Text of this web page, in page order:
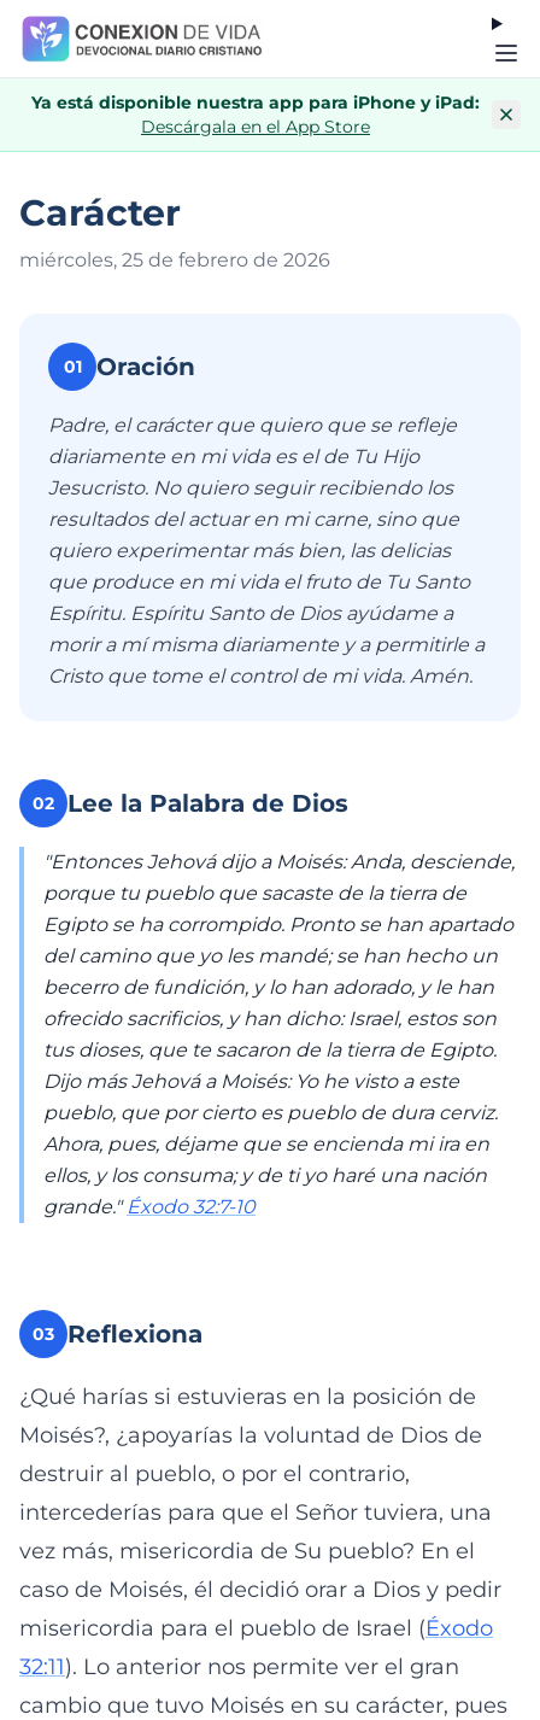
Ya está disponible nuestra app para iPhone y iPad:
Descárgala en el App Store
Carácter
miércoles, 25 de febrero de 2026
01 Oración
Padre, el carácter que quiero que se refleje
diariamente en mi vida es el de Tu Hijo
Jesucristo. No quiero seguir recibiendo los
resultados del actuar en mi carne, sino que
quiero experimentar más bien, las delicias
que produce en mi vida el fruto de Tu Santo
Espíritu. Espíritu Santo de Dios ayúdame a
morir a mí misma diariamente y a permitirle a
Cristo que tome el control de mi vida. Amén.
02 Lee la Palabra de Dios
"Entonces Jehová dijo a Moisés: Anda, desciende,
porque tu pueblo que sacaste de la tierra de
Egipto se ha corrompido. Pronto se han apartado
del camino que yo les mandé; se han hecho un
becerro de fundición, y lo han adorado, y le han
ofrecido sacrificios, y han dicho: Israel, estos son
tus dioses, que te sacaron de la tierra de Egipto.
Dijo más Jehová a Moisés: Yo he visto a este
pueblo, que por cierto es pueblo de dura cerviz.
Ahora, pues, déjame que se encienda mi ira en
ellos, y los consuma; y de ti yo haré una nación
grande." Éxodo 32:7-10
03 Reflexiona
¿Qué harías si estuvieras en la posición de
Moisés?, ¿apoyarías la voluntad de Dios de
destruir al pueblo, o por el contrario,
intercederías para que el Señor tuviera, una
vez más, misericordia de Su pueblo? En el
caso de Moisés, él decidió orar a Dios y pedir
misericordia para el pueblo de Israel (Éxodo
32:11). Lo anterior nos permite ver el gran
cambio que tuvo Moisés en su carácter, pues